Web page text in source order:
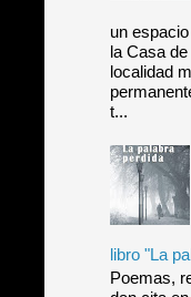
un
la Casa
localidad
t...
libro "La
Poemas,